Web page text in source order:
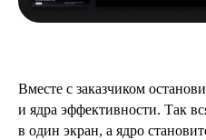
Вместе с заказчиком
и ядра эффективности. Так
в один экран, а ядро